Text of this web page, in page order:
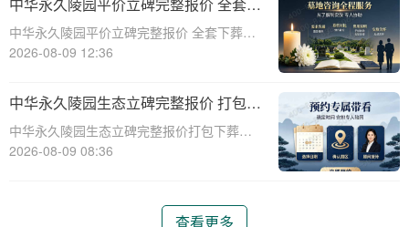
每一座墓碑背后承载的深情与敬意。
中华永久陵园平价立碑完整报价 全套下
葬流程打包降价详解
中华永久陵园平价立碑完整报价 全套下葬流
程打包降价详解☎ 中华永久陵园电话:400-
生老病死。当我们的亲人离开这个世界，留
下的是无尽的思念和缅怀。而中华
2026-08-09 12:36
中华永久陵园生态立碑完整报价 打包下
葬服务同步享折扣详解
中华永久陵园生态立碑完整报价打包下葬服
务同步享折扣详解☎ 中华永久陵园电话:400-
服务。生态立碑作为一种新型的殡
2026-08-09 08:36
查看更多